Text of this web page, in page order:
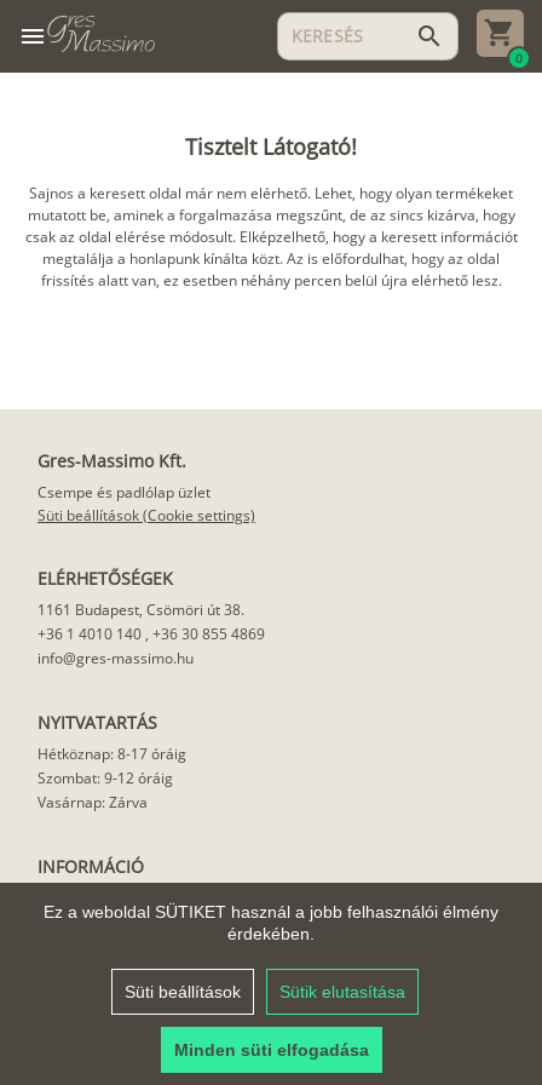
Ez a weboldal SÜTIKET használ a jobb felhasználói élmény
érdekében.
Süti beállítások Sütik elutasítása
Minden süti elfogadása
menu search
0
Tisztelt Látogató!
Sajnos a keresett oldal már nem elérhető. Lehet, hogy olyan termékeket
mutatott be, aminek a forgalmazása megszűnt, de az sincs kizárva, hogy
csak az oldal elérése módosult. Elképzelhető, hogy a keresett információt
megtalálja a honlapunk kínálta közt. Az is előfordulhat, hogy az oldal
frissítés alatt van, ez esetben néhány percen belül újra elérhető lesz.
Gres-Massimo Kft.
Csempe és padlólap üzlet
Süti beállítások (Cookie settings)
ELÉRHETŐSÉGEK
1161 Budapest, Csömöri út 38.
+36 1 4010 140 , +36 30 855 4869
info@gres-massimo.hu
NYITVATARTÁS
Hétköznap: 8-17 óráig
Szombat: 9-12 óráig
Vasárnap: Zárva
INFORMÁCIÓ
Felhasználási javaslat